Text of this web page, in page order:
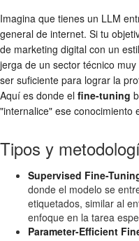
Imagina que tienes un LLM
general de internet. Si tu
de marketing digital con un
jerga de un sector técnico
ser suficiente para lograr la
Aquí es donde el fine-tuning
"internalice" ese conocimiento
Tipos y
Supervised Fine-
donde el modelo se
etiquetados, similar al
enfoque en la tarea
Parameter-Efficient